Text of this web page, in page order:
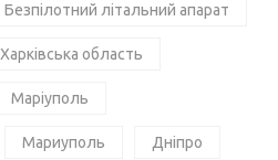
Безпілотний літальний апарат
Харківська область
Маріуполь
Мариуполь Дніпро